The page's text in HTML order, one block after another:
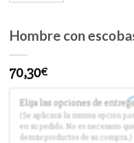
Hombre con
70,30€
Elija las opciones de
(Se aplicará la misma opción
en su pedido. No es necesario
demás productos de su compra.)